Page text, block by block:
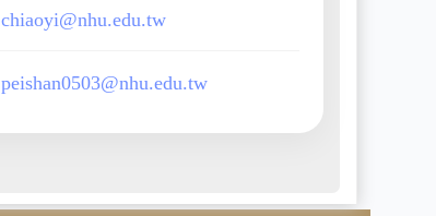
chiaoyi@nhu.edu.tw
peishan0503@nhu.edu.tw